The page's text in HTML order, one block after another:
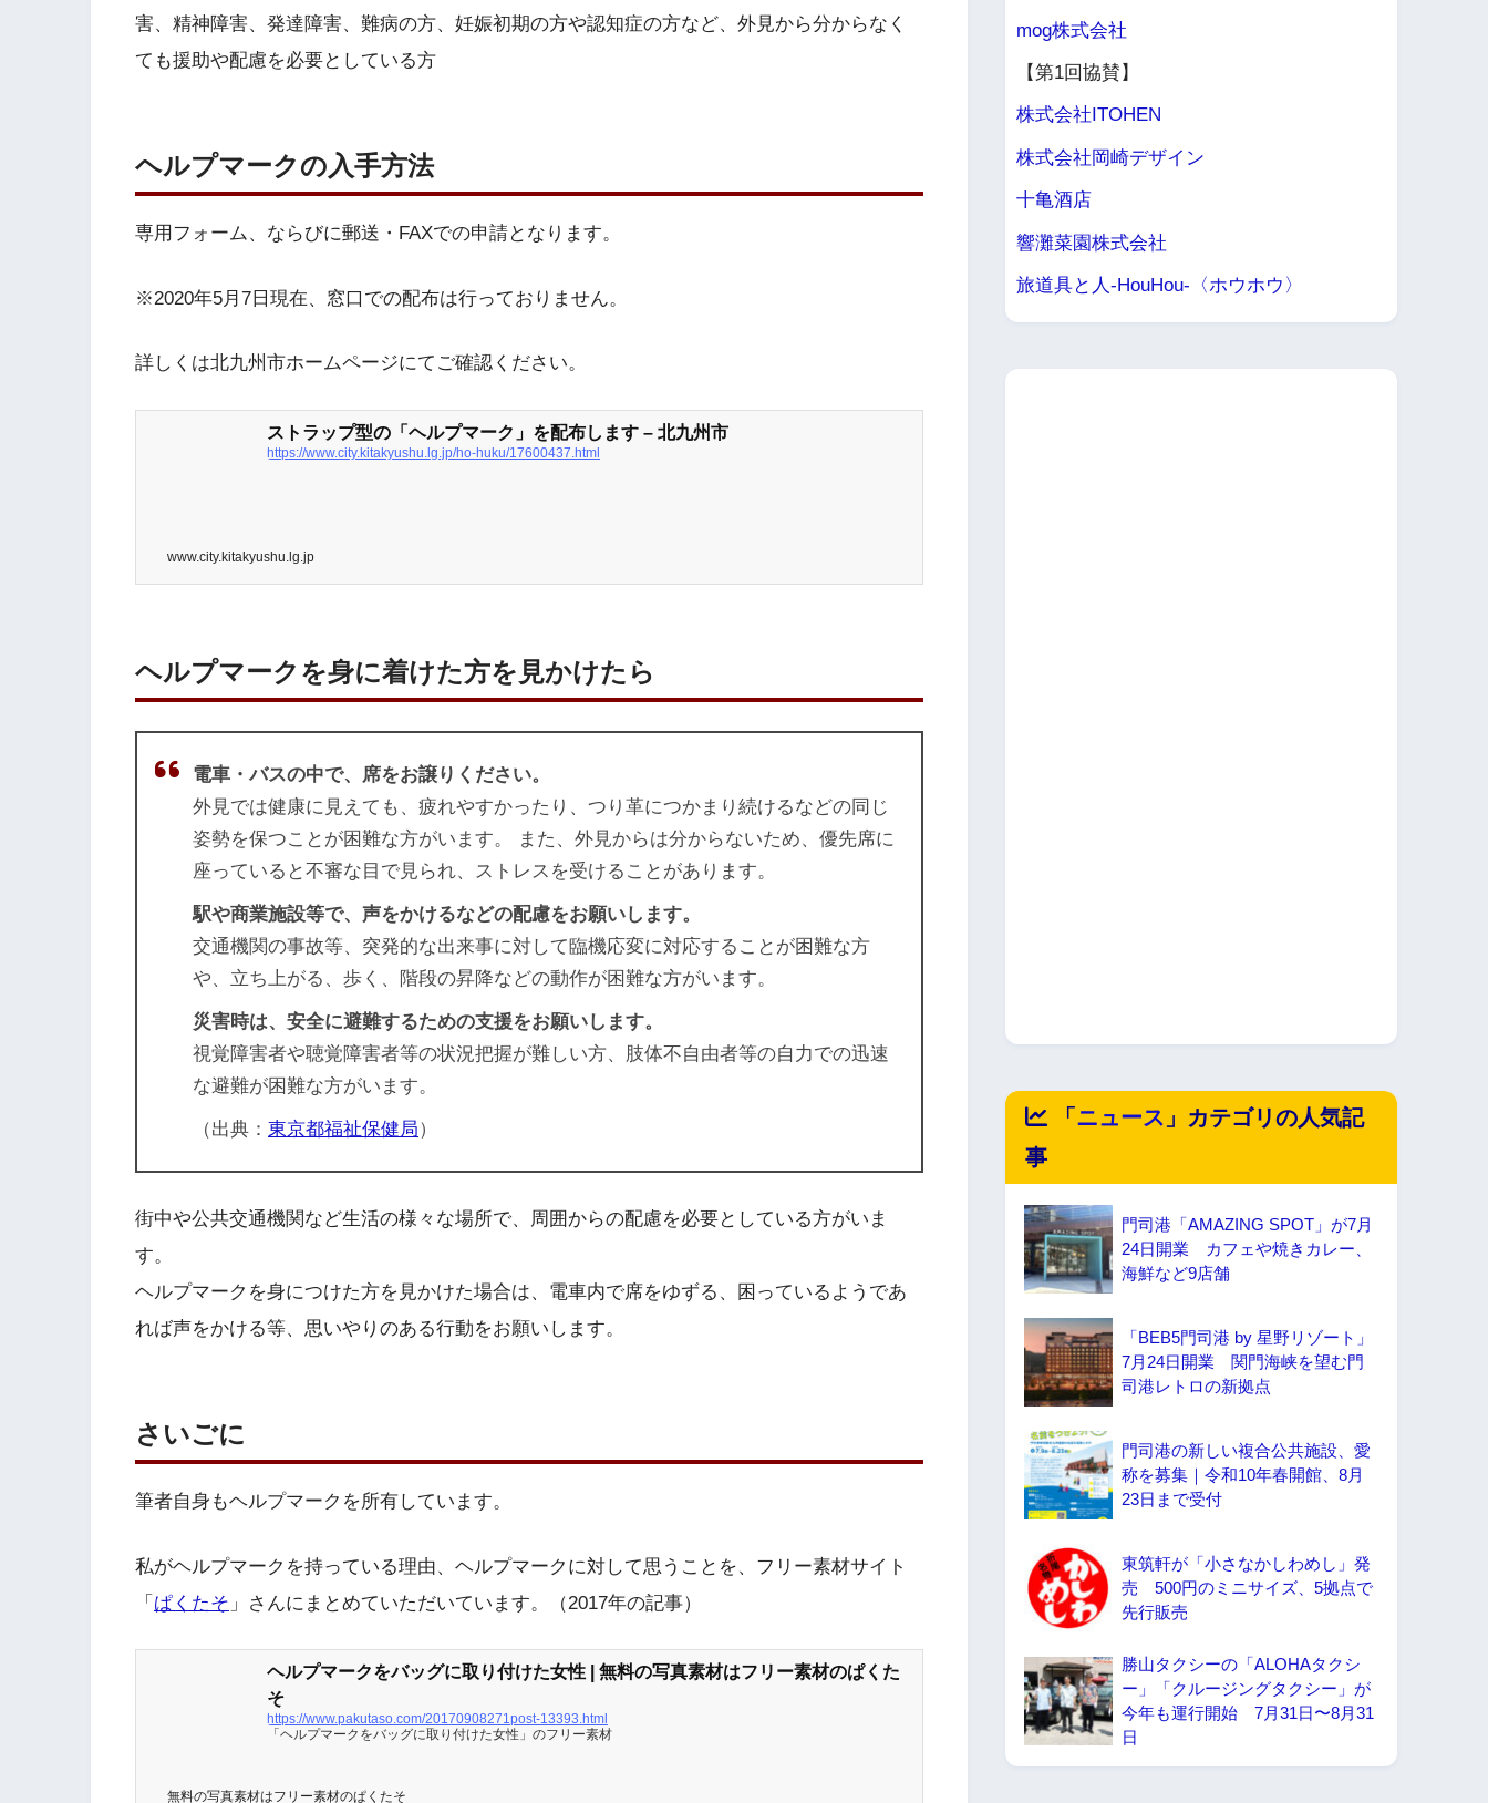
害、精神障害、発達障害、難病の方、妊娠初期の方や認知症の方など、外見から分からなく
ても援助や配慮を必要としている方
ヘルプマークの入手方法
専用フォーム、ならびに郵送・FAXでの申請となります。
※2020年5月7日現在、窓口での配布は行っておりません。
詳しくは北九州市ホームページにてご確認ください。
ストラップ型の「ヘルプマーク」を配布します – 北九州市
https://www.city.kitakyushu.lg.jp/ho-huku/17600437.html
www.city.kitakyushu.lg.jp
ヘルプマークを身に着けた方を見かけたら
電車・バスの中で、席をお譲りください。
外見では健康に見えても、疲れやすかったり、つり革につかまり続けるなどの同じ
姿勢を保つことが困難な方がいます。 また、外見からは分からないため、優先席に
座っていると不審な目で見られ、ストレスを受けることがあります。
駅や商業施設等で、声をかけるなどの配慮をお願いします。
交通機関の事故等、突発的な出来事に対して臨機応変に対応することが困難な方
や、立ち上がる、歩く、階段の昇降などの動作が困難な方がいます。
災害時は、安全に避難するための支援をお願いします。
視覚障害者や聴覚障害者等の状況把握が難しい方、肢体不自由者等の自力での迅速
な避難が困難な方がいます。
（出典： 東京都福祉保健局）
街中や公共交通機関など生活の様々な場所で、周囲からの配慮を必要としている方がいま
す。
ヘルプマークを身につけた方を見かけた場合は、電車内で席をゆずる、困っているようであ
れば声をかける等、思いやりのある行動をお願いします。
さいごに
筆者自身もヘルプマークを所有しています。
私がヘルプマークを持っている理由、ヘルプマークに対して思うことを、フリー素材サイト
「 ぱくたそ 」さんにまとめていただいています。（2017年の記事）
ヘルプマークをバッグに取り付けた女性 | 無料の写真素材はフリー素材のぱくた
そ
https://www.pakutaso.com/20170908271post-13393.html
「ヘルプマークをバッグに取り付けた女性」のフリー素材
無料の写真素材はフリー素材のぱくたそ
mog株式会社
【第1回協賛】
株式会社ITOHEN
株式会社岡崎デザイン
十亀酒店
響灘菜園株式会社
旅道具と人-HouHou-〈ホウホウ〉
「 ニュース 」カテゴリの人気記
事
門司港「AMAZING SPOT」が7月
24日開業 カフェや焼きカレー、
海鮮など9店舗
「BEB5門司港 by 星野リゾート」
7月24日開業 関門海峡を望む門
司港レトロの新拠点
門司港の新しい複合公共施設、愛
称を募集｜令和10年春開館、8月
23日まで受付
東筑軒が「小さなかしわめし」発
売 500円のミニサイズ、5拠点で
先行販売
勝山タクシーの「ALOHAタクシ
ー」「クルージングタクシー」が
今年も運行開始 7月31日〜8月31
日